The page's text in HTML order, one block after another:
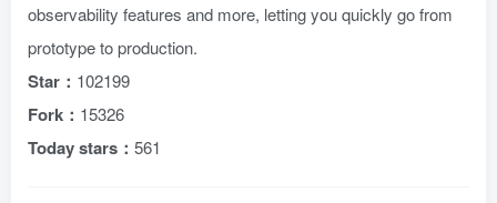
observability features and more, letting you quickly go from
prototype to production.
Star： 102199
Fork： 15326
Today stars： 561